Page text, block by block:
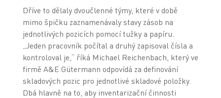
Dříve to dělaly dvoučlenné týmy, které v době
mimo špičku zaznamenávaly stavy zásob na
jednotlivých pozicích pomocí tužky a papíru.
„Jeden pracovník počítal a druhý zapisoval čísla a
kontroloval je,“ říká Michael Reichenbach, který ve
firmě A&E Gütermann odpovídá za definování
skladových pozic pro jednotlivé skladové položky.
Dbá hlavně na to, aby inventarizační činnosti